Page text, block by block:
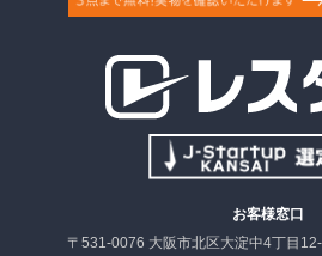
お客様窓口
〒531-0076 大阪市北区大淀中4丁目